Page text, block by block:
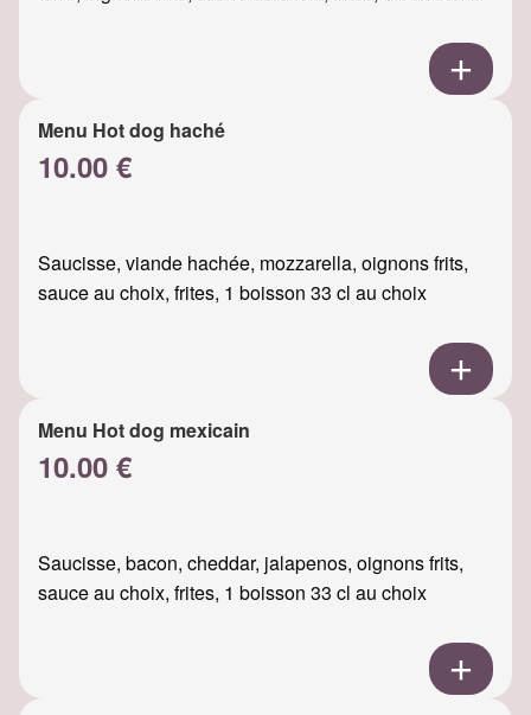
Menu Hot dog haché
10.00 €
Saucisse, viande hachée, mozzarella, oignons frits,
sauce au choix, frites, 1 boisson 33 cl au choix
Menu Hot dog mexicain
10.00 €
Saucisse, bacon, cheddar, jalapenos, oignons frits,
sauce au choix, frites, 1 boisson 33 cl au choix